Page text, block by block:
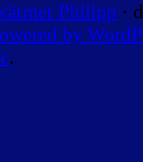
Philipp ·
by
.